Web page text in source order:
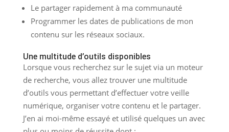
Le partager rapidement à ma communauté
Programmer les dates de publications de mon
contenu sur les réseaux sociaux.
Une multitude d’outils disponibles
Lorsque vous recherchez sur le sujet via un moteur
de recherche, vous allez trouver une multitude
d’outils vous permettant d’effectuer votre veille
numérique, organiser votre contenu et le partager.
J’en ai moi-même essayé et utilisé quelques un avec